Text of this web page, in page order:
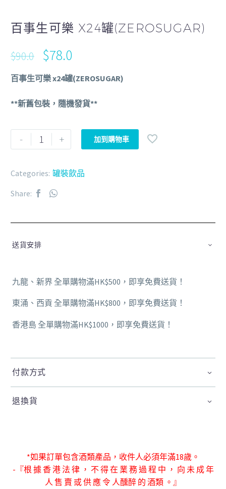
百事生可樂 X24罐(ZEROSUGAR)
$90.0 $78.0
百事生可樂 x24罐(ZEROSUGAR)
**新舊包裝，隨機發貨**
- + 加到購物車
Categories: 罐裝飲品
Share:
送貨安排
九龍、新界 全單購物滿HK$500，即享免費送貨！
東涌、西貢 全單購物滿HK$800，即享免費送貨！
香港島 全單購物滿HK$1000，即享免費送貨！
付款方式
退換貨
*如果訂單包含酒類產品，收件人必須年滿18歲。
-『根 據 香 港 法 律 ， 不 得 在 業 務 過 程 中 ， 向 未 成 年
人 售 賣 或 供 應 令 人醺醉 的 酒類 。』